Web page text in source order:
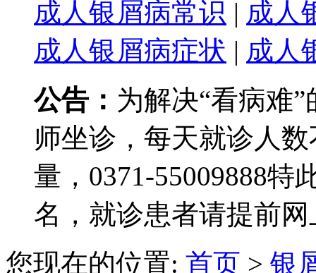
成人银屑病常识 | 成人
成人银屑病症状 | 成人
公告： 为解决“看病难
师坐诊，每天就诊人
量，0371-55009888特
名，就诊患者请提前
您现在的位置: 首页 > 银